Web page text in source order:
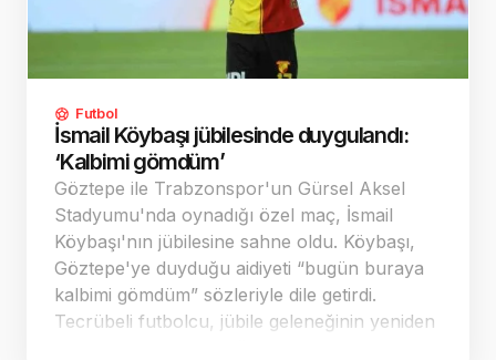
Futbol
İsmail Köybaşı jübilesinde duygulandı:
‘Kalbimi gömdüm’
Göztepe ile Trabzonspor'un Gürsel Aksel
Stadyumu'nda oynadığı özel maç, İsmail
Köybaşı'nın jübilesine sahne oldu. Köybaşı,
Göztepe'ye duyduğu aidiyeti “bugün buraya
kalbimi gömdüm” sözleriyle dile getirdi.
Tecrübeli futbolcu, jübile geleneğinin yeniden